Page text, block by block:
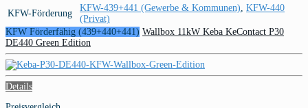
KFW-Förderung
KFW-439+441 (Gewerbe & Kommunen) KFW-440
(Privat)
KFW Förderfähig (439+440+441) Wallbox 11kW Keba KeContact P30
DE440 Green Edition
Details